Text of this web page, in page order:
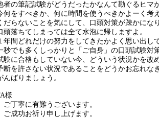
者の筆記試験がどうだったかなんて勘ぐるヒマ
何をすべきか、何に時間を使うべきかよーく考
だらないことを気にして、口頭対策が疎かにな
頭落ちてしまっては全て水泡に帰しますよ。
年間どれだけの努力をしてきたかよく思い出し
秒でも多くしっかりと「ご自身」の口頭試験対
験に合格もしていない今、どういう状況かを改
断を許さない状況であることをどうかお忘れな
んばりましょう。
様
ご丁寧に有難うございます。
ご成功お祈り申し上げます。